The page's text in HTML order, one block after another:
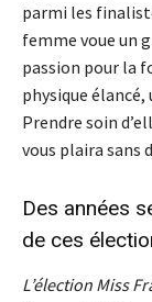
parmi les
femme voue un
passion pour la
physique
Prendre soin
vous plaira sans
Des années
de ces
L’élection Miss